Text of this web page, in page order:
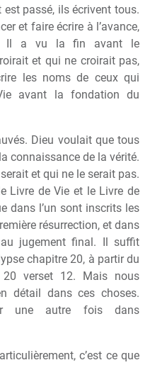
passé, ils écrivent tous.
et faire écrire à l’avance,
: Il a vu la fin avant le
et qui ne croirait pas,
les noms de ceux qui
avant la fondation du
Dieu voulait que tous
connaissance de la vérité.
et qui ne le serait pas.
Livre de Vie et le Livre de
dans l’un sont inscrits les
résurrection, et dans
jugement final. Il suffit
chapitre 20, à partir du
verset 12. Mais nous
détail dans ces choses.
une autre fois dans
c’est ce que